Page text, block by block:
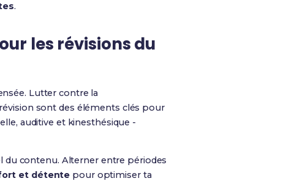
.
les révisions du
Lutter contre la
sont des éléments clés pour
auditive et kinesthésique -
du contenu. Alterner entre périodes
et détente pour optimiser ta